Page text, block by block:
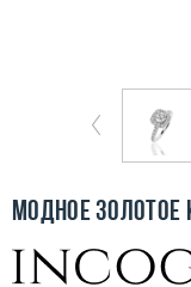
О компании
Модное золотое